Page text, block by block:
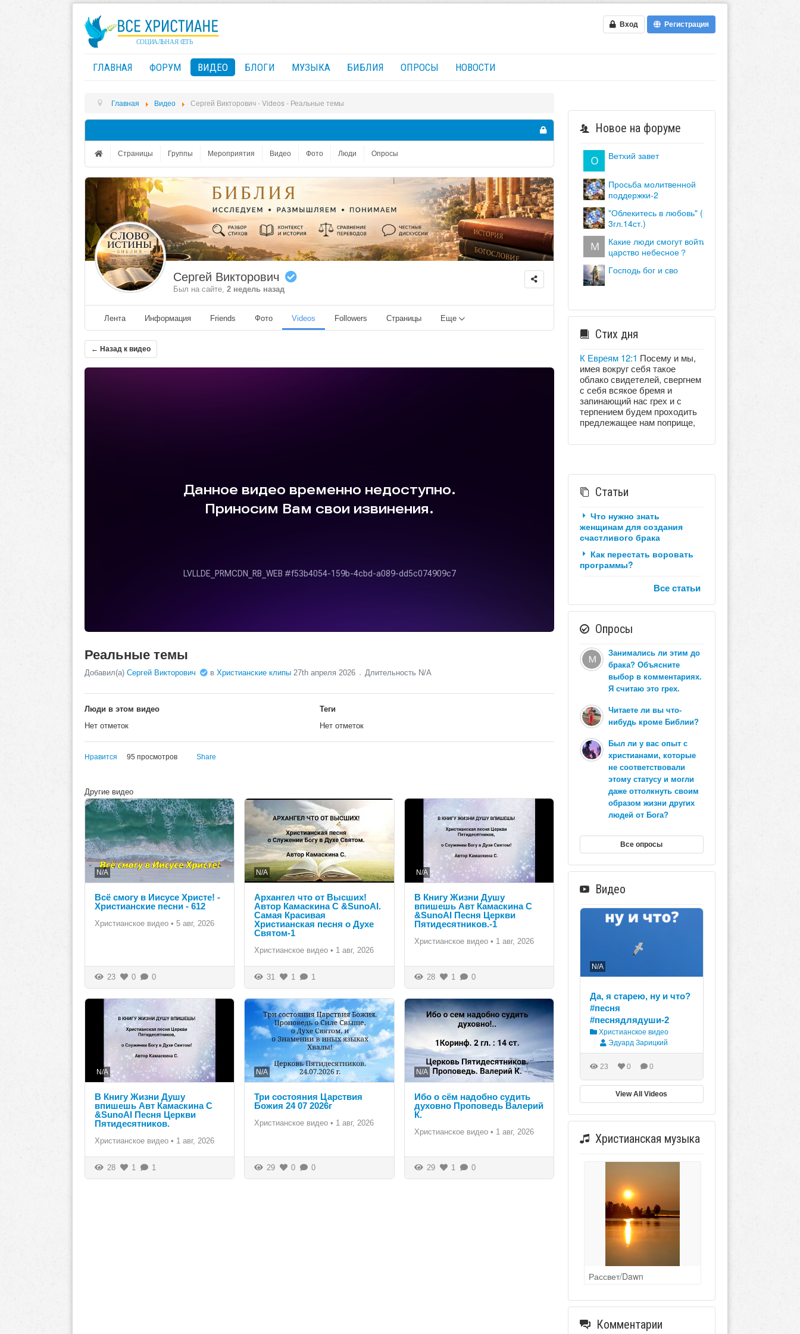
Вход Регистрация
ГЛАВНАЯ ФОРУМ ВИДЕО БЛОГИ МУЗЫКА БИБЛИЯ ОПРОСЫ НОВОСТИ
Главная Видео Сергей Викторович - Videos - Реальные темы
Страницы Группы Мероприятия Видео Фото Люди Опросы
Сергей Викторович
Был на сайте, 2 недель назад
Лента Информация Friends Фото Videos Followers Страницы Еще
← Назад к видео
Реальные темы
Добавил(а) Сергей Викторович в Христианские клипы27th апреля 2026 Длительность N/A
Люди в этом видео
Нет отметок
Теги
Нет отметок
Нравится 95 просмотров Share
Другие видео
N/A
Всё смогу в Иисусе Христе! -
Христианские песни - 612
Христианское видео • 5 авг, 2026
23 0 0
N/A
Архангел что от Высших!
Автор Камаскина С &SunoAI.
Самая Красивая
Христианская песня о Духе
Святом-1
Христианское видео • 1 авг, 2026
31 1 1
N/A
В Книгу Жизни Душу
впишешь Авт Камаскина С
&SunoAI Песня Церкви
Пятидесятников.-1
Христианское видео • 1 авг, 2026
28 1 0
N/A
В Книгу Жизни Душу
впишешь Авт Камаскина С
&SunoAI Песня Церкви
Пятидесятников.
Христианское видео • 1 авг, 2026
28 1 1
N/A
Три состояния Царствия
Божия 24 07 2026г
Христианское видео • 1 авг, 2026
29 0 0
N/A
Ибо о сём надобно судить
духовно Проповедь Валерий
К.
Христианское видео • 1 авг, 2026
29 1 0
Новое на форуме
ветхий завет
просьба молитвенной
поддержки-2
"облекитесь в любовь" (кол.
3гл.14ст.)
какие люди смогут войти в
царство небесное？
господь бог и сво
Стих дня
К Евреям 12:1 Посему и мы,
имея вокруг себя такое
облако свидетелей, свергнем
с себя всякое бремя и
запинающий нас грех и с
терпением будем проходить
предлежащее нам поприще,
Статьи
Что нужно знать
женщинам для создания
счастливого брака
Как перестать воровать
программы?
Все статьи
Опросы
Занимались ли этим до
брака? Объясните
выбор в комментариях.
Я считаю это грех.
Читаете ли вы что-
нибудь кроме Библии?
Был ли у вас опыт с
христианами, которые
не соответствовали
этому статусу и могли
даже оттолкнуть своим
образом жизни других
людей от Бога?
Все опросы
Видео
N/A
Да, я старею, ну и что?
#песня
#песнядлядуши-2
Христианское видео
Эдуард Зарицкий
23 0 0
View All Videos
Христианская музыка
Рассвет/Dawn
Комментарии